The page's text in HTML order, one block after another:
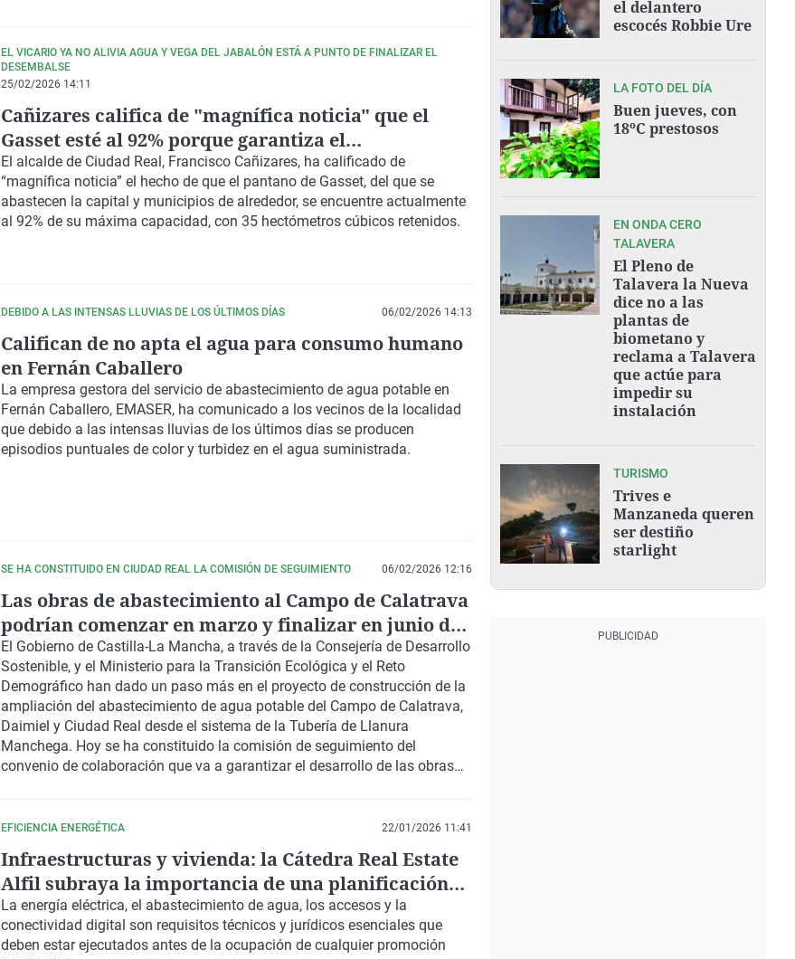
EL VICARIO YA NO ALIVIA AGUA Y VEGA DEL JABALÓN ESTÁ A PUNTO DE FINALIZAR EL
DESEMBALSE
25/02/2026 14:11
Cañizares califica de "magnífica noticia" que el
Gasset esté al 92% porque garantiza el
abastecimiento a Ciudad Real para varios años
El alcalde de Ciudad Real, Francisco Cañizares, ha calificado de
“magnífica noticia” el hecho de que el pantano de Gasset, del que se
abastecen la capital y municipios de alrededor, se encuentre actualmente
al 92% de su máxima capacidad, con 35 hectómetros cúbicos retenidos.
DEBIDO A LAS INTENSAS LLUVIAS DE LOS ÚLTIMOS DÍAS 06/02/2026 14:13
Califican de no apta el agua para consumo humano
en Fernán Caballero
La empresa gestora del servicio de abastecimiento de agua potable en
Fernán Caballero, EMASER, ha comunicado a los vecinos de la localidad
que debido a las intensas lluvias de los últimos días se producen
episodios puntuales de color y turbidez en el agua suministrada.
SE HA CONSTITUIDO EN CIUDAD REAL LA COMISIÓN DE SEGUIMIENTO 06/02/2026 12:16
Las obras de abastecimiento al Campo de Calatrava
podrían comenzar en marzo y finalizar en junio de
2028
El Gobierno de Castilla-La Mancha, a través de la Consejería de Desarrollo
Sostenible, y el Ministerio para la Transición Ecológica y el Reto
Demográfico han dado un paso más en el proyecto de construcción de la
ampliación del abastecimiento de agua potable del Campo de Calatrava,
Daimiel y Ciudad Real desde el sistema de la Tubería de Llanura
Manchega. Hoy se ha constituido la comisión de seguimiento del
convenio de colaboración que va a garantizar el desarrollo de las obras
EFICIENCIA ENERGÉTICA 22/01/2026 11:41
Infraestructuras y vivienda: la Cátedra Real Estate
Alfil subraya la importancia de una planificación
eficaz para garantizar la habitabilidad
La energía eléctrica, el abastecimiento de agua, los accesos y la
conectividad digital son requisitos técnicos y jurídicos esenciales que
deben estar ejecutados antes de la ocupación de cualquier promoción
el delantero
escocés Robbie Ure
LA FOTO DEL DÍA
Buen jueves, con
18ºC prestosos
EN ONDA CERO
TALAVERA
El Pleno de
Talavera la Nueva
dice no a las
plantas de
biometano y
reclama a Talavera
que actúe para
impedir su
instalación
TURISMO
Trives e
Manzaneda queren
ser destiño
starlight